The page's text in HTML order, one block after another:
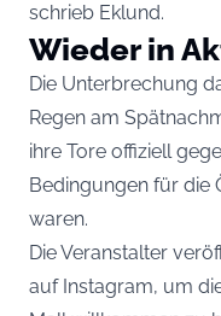
schrieb Eklund.
Wieder in
Die Unterbrechung
Regen am
ihre Tore offiziell
Bedingungen für die
waren.
Die Veranstalter
auf Instagram, um